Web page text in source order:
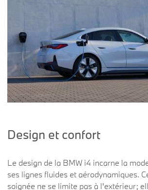
Design et confort
Le design de la BMW i4 incarne la
ses lignes fluides et aérodynamiques.
soignée ne se limite pas à l'extérieur;